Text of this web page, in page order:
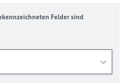
Felder sind